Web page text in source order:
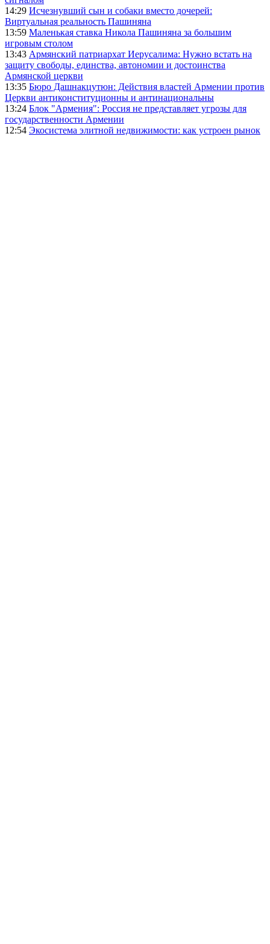
14:29 Исчезнувший сын и собаки вместо дочерей:
Виртуальная реальность Пашиняна
13:59 Маленькая ставка Никола Пашиняна за большим
игровым столом
13:43 Армянский патриархат Иерусалима: Нужно встать на
защиту свободы, единства, автономии и достоинства
Армянской церкви
13:35 Бюро Дашнакцутюн: Действия властей Армении против
Церкви антиконституционны и антинациональны
13:24 Блок "Армения": Россия не представляет угрозы для
государственности Армении
12:54 Экосистема элитной недвижимости: как устроен рынок